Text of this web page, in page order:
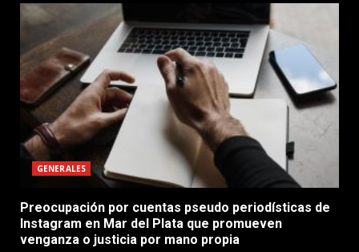
GENERALES
Preocupación por cuentas pseudo periodísticas de
Instagram en Mar del Plata que promueven
venganza o justicia por mano propia